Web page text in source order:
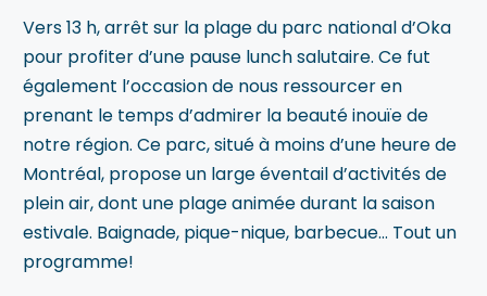
Vers 13 h, arrêt sur la plage du parc national d’Oka
pour profiter d’une pause lunch salutaire. Ce fut
également l’occasion de nous ressourcer en
prenant le temps d’admirer la beauté inouïe de
notre région. Ce parc, situé à moins d’une heure de
Montréal, propose un large éventail d’activités de
plein air, dont une plage animée durant la saison
estivale. Baignade, pique-nique, barbecue… Tout un
programme!